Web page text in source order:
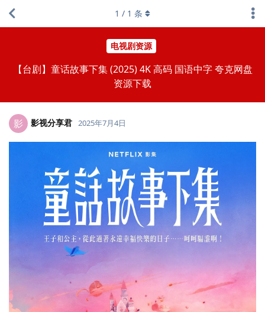
电视剧资源
【台剧】童话故事下集 (2025) 4K 高码 国语中字 夸克网盘
资源下载
1 / 1 条
影 影视分享君 2025年7月4日